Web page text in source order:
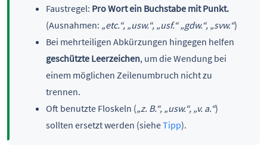
Faustregel: Pro Wort ein Buchstabe mit Punkt.
(Ausnahmen: „etc.“, „usw.“, „usf.“ „gdw.“, „svw.“)
Bei mehrteiligen Abkürzungen hingegen helfen
geschützte Leerzeichen, um die Wendung bei
einem möglichen Zeilenumbruch nicht zu
trennen.
Oft benutzte Floskeln („z. B.“, „usw.“, „v. a.“)
sollten ersetzt werden (sieheTipp).